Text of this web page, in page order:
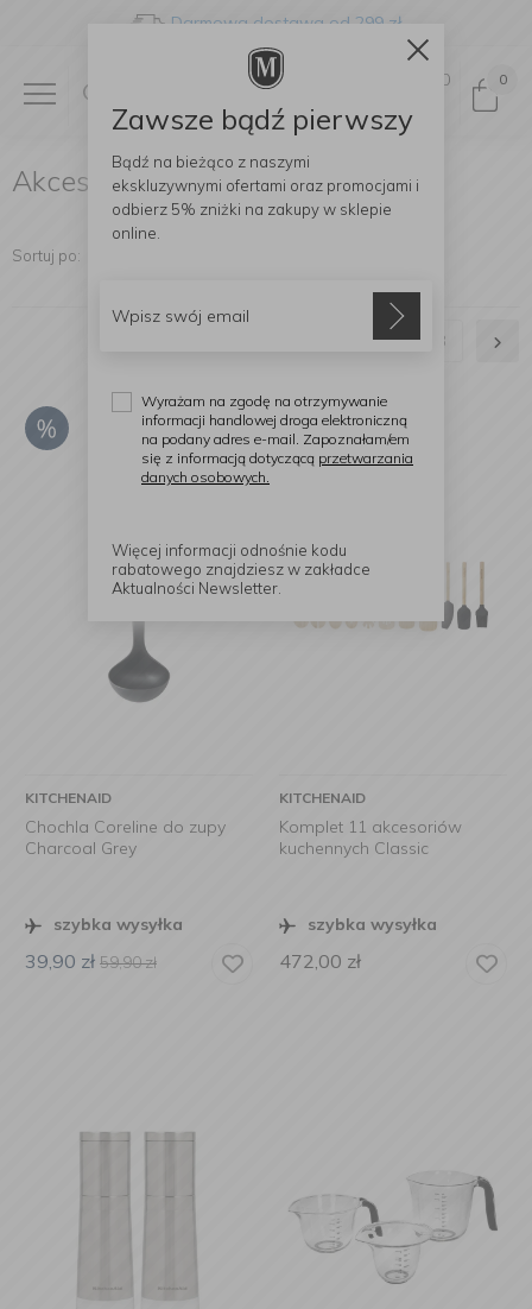
Darmowa dostawa od 299 zł
0 0
Akcesoria i narzędzia KitchenAid
Sortuj po:
2 3
KITCHENAID
Chochla Coreline do zupy
Charcoal Grey
szybka wysyłka
39,90 zł 59,90zł
KITCHENAID
Komplet 11 akcesoriów
kuchennych Classic
szybka wysyłka
472,00 zł
Zawsze bądź pierwszy
Bądź na bieżąco z naszymi
ekskluzywnymi ofertami oraz promocjami i
odbierz 5% zniżki na zakupy w sklepie
online.
Wyrażam na zgodę na otrzymywanie
informacji handlowej droga elektroniczną
na podany adres e-mail. Zapoznałam/em
się z informacją dotyczącą przetwarzania
danych osobowych.
Więcej informacji odnośnie kodu
rabatowego znajdziesz w zakładce
Aktualności Newsletter.